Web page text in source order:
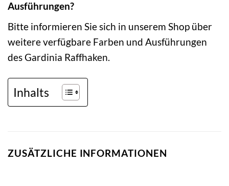
Ausführungen?
Bitte informieren Sie sich in unserem Shop über
weitere verfügbare Farben und Ausführungen
des Gardinia Raffhaken.
Inhalts
ZUSÄTZLICHE INFORMATIONEN